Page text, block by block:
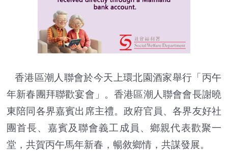
香港區潮人聯會於今天上環北園酒家舉行「丙午
年新春團拜聯歡宴會」。香港區潮人聯會會長謝曉
東陪同各界嘉賓出席主禮。政府官員、各界友好社
團首長、嘉賓及聯會義工成員、鄉親代表歡聚一
堂，共賀丙午馬年新春，暢敘鄉情，共謀發展。